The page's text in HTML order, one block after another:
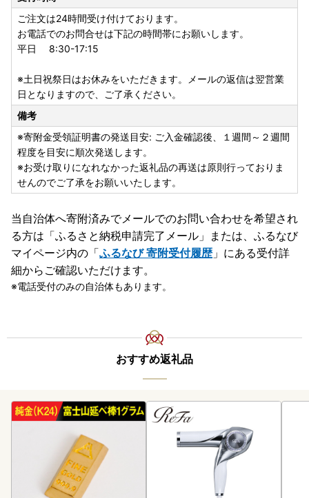
ご注文は24時間受け付けております。
お電話でのお問合せは下記の時間帯にお願いします。
平日 8:30-17:15
※土日祝祭日はお休みをいただきます。メールの返信は翌営業
日となりますので、ご了承ください。
備考
※寄附金受領証明書の発送目安: ご入金確認後、１週間～２週間
程度を目安に順次発送します。
※お受け取りになれなかった返礼品の再送は原則行っておりま
せんのでご了承をお願いいたします。
当自治体へ寄附済みでメールでのお問い合わせを希望され
る方は「ふるさと納税申請完了メール」 または、ふるなび
マイページ内の「ふるなび 寄附受付履歴」にある受付詳
細からご確認いただけます。
電話受付のみの自治体もあります。
おすすめ返礼品